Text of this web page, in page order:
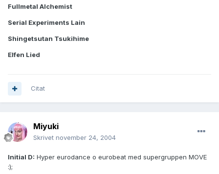
Fullmetal Alchemist
Serial Experiments Lain
Shingetsutan Tsukihime
Elfen Lied
Citat
Miyuki
Skrivet november 24, 2004
Initial D: Hyper eurodance o eurobeat med supergruppen MOVE
:);